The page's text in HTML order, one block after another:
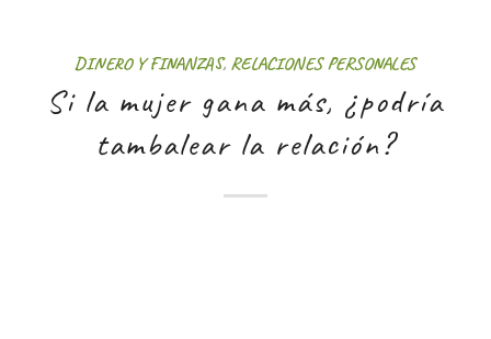
DINERO Y FINANZAS, RELACIONES PERSONALES
Si la mujer gana más, ¿podría
tambalear la relación?